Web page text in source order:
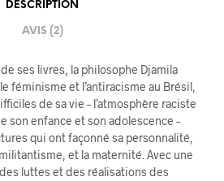
DESCRIPTION
AVIS (2)
ses livres, la philosophe Djamila
féminisme et l’antiracisme au Brésil,
de sa vie – l’atmosphère raciste
son enfance et son adolescence –
qui ont façonné sa personnalité,
et la maternité. Avec une
luttes et des réalisations des